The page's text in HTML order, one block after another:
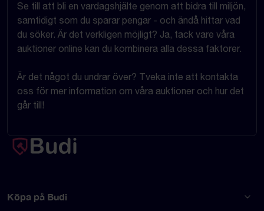
Se till att bli en vardagshjälte genom att bidra till miljön,
samtidigt som du sparar pengar - och ändå hittar vad
du söker. Är det verkligen möjligt? Ja, tack vare våra
auktioner online kan du kombinera alla dessa faktorer.
Är det något du undrar över? Tveka inte att kontakta
oss för mer information om våra auktioner och hur det
går till!
Köpa på Budi